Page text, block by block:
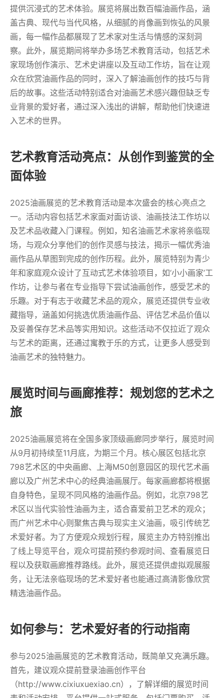
提供沉浸式的艺术体验。展览将展出数百幅油画作品，涵
盖古典、现代与当代风格，从细腻的肖像画到恢弘的风景
画，每一幅作品都展现了艺术家对生活与情感的深刻洞
察。此外，展览期间将举办多场艺术教育活动，包括艺术
家现场创作演示、艺术史讲座以及互动工作坊，旨在让观
众在欣赏油画作品的同时，深入了解油画创作的技巧与背
后的故事。这些活动特别适合对油画艺术感兴趣但缺乏专
业背景的爱好者，通过深入浅出的讲解，帮助他们快速进
入艺术的世界。
艺术教育活动亮点：从创作到鉴赏的全
面体验
2025油画展览的艺术教育活动是本次盛会的核心亮点之
一。活动内容包括艺术家面对面访谈、油画技法工作坊以
及艺术品收藏入门课程。例如，知名油画艺术家将亲临现
场，与观众分享他们的创作灵感与技法，揭示一幅优秀油
画作品从草图到完成的创作历程。此外，展览特别为青少
年和家庭观众设计了互动式艺术体验项目，如‘小小画家’工
作坊，让参与者在专业指导下尝试油画创作，感受艺术的
乐趣。对于有志于收藏艺术品的观众，展览还提供专业收
藏指导，涵盖如何挑选优质油画作品、评估艺术品价值以
及妥善保存艺术品等实用知识。这些活动不仅拉近了观众
与艺术的距离，还通过寓教于乐的方式，让更多人感受到
油画艺术的独特魅力。
展览时间与画廊推荐：规划您的艺术之
旅
2025油画展览将在全国多家顶级画廊同步举行，展览时间
从9月初持续至11月底，为期三个月。核心展区包括北京
798艺术区的中央画廊、上海M50创意园区的现代艺术画
廊以及广州艺术中心的经典油画展厅。每家画廊都将根据
自身特色，呈现不同风格的油画作品。例如，北京798艺
术区以当代实验性油画为主，适合喜爱前卫艺术的观众；
而广州艺术中心则聚焦古典与现实主义油画，吸引传统艺
术爱好者。为了方便观众规划行程，展览主办方特别推出
了线上导览平台，观众可提前预约参观时间、查看展览日
程以及获取画廊推荐路线。此外，展览还提供虚拟观展服
务，让无法亲临现场的艺术爱好者也能通过高清影像欣赏
精选油画作品。
如何参与：艺术爱好者的行动指南
参与2025油画展览的艺术教育活动，既简单又充满乐趣。
首先，建议观众提前登录油画创作平台
（http://www.cixiuxuexiao.cn），了解详细的展览时间